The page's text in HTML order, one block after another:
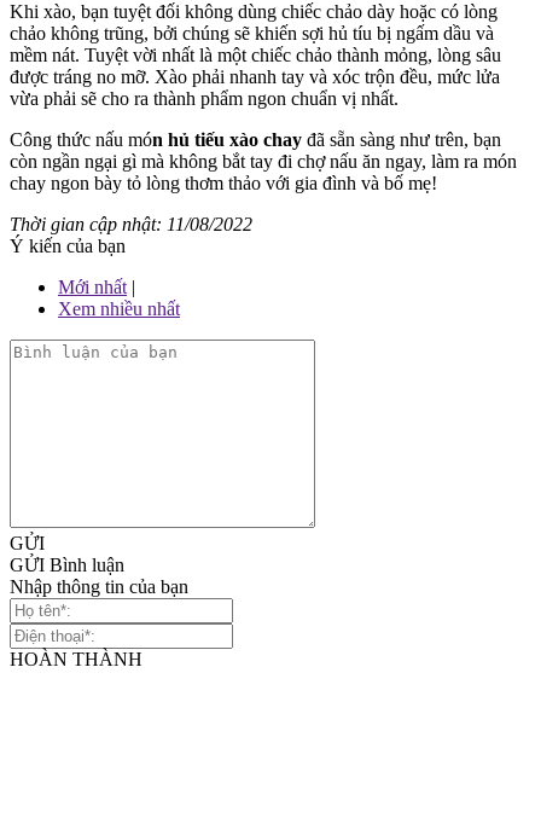
Khi xào, bạn tuyệt đối không dùng chiếc chảo dày hoặc có lòng
chảo không trũng, bởi chúng sẽ khiến sợi hủ tíu bị ngấm dầu và
mềm nát. Tuyệt vời nhất là một chiếc chảo thành mỏng, lòng sâu
được tráng no mỡ. Xào phải nhanh tay và xóc trộn đều, mức lửa
vừa phải sẽ cho ra thành phẩm ngon chuẩn vị nhất.
Công thức nấu món hủ tiếu xào chay đã sẵn sàng như trên, bạn
còn ngần ngại gì mà không bắt tay đi chợ nấu ăn ngay, làm ra món
chay ngon bày tỏ lòng thơm thảo với gia đình và bố mẹ!
Thời gian cập nhật: 11/08/2022
Ý kiến của bạn
Mới nhất |
Xem nhiều nhất
GỬI
GỬI Bình luận
Nhập thông tin của bạn
HOÀN THÀNH